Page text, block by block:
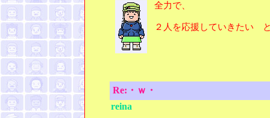
全力で、
２人を応援していきたい
Re:・ｗ・
reina